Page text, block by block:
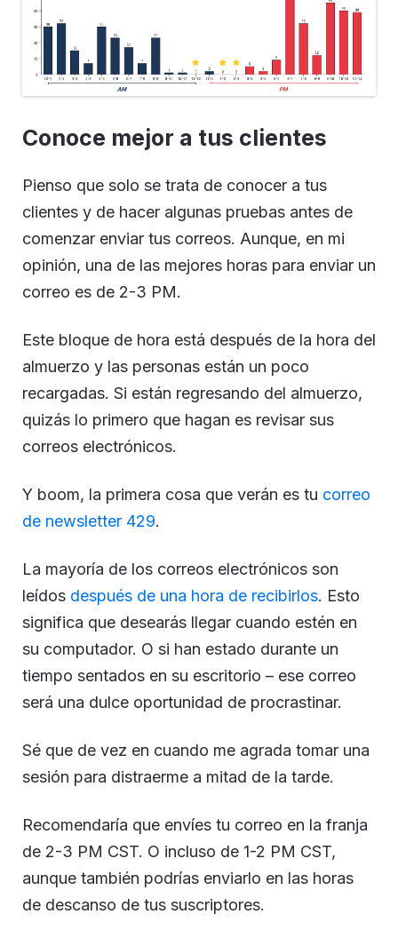
Conoce mejor a tus clientes
Pienso que solo se trata de conocer a tus
clientes y de hacer algunas pruebas antes de
comenzar enviar tus correos. Aunque, en mi
opinión, una de las mejores horas para enviar un
correo es de 2-3 PM.
Este bloque de hora está después de la hora del
almuerzo y las personas están un poco
recargadas. Si están regresando del almuerzo,
quizás lo primero que hagan es revisar sus
correos electrónicos.
Y boom, la primera cosa que verán es tu correo
de newsletter 429.
La mayoría de los correos electrónicos son
leídos después de una hora de recibirlos. Esto
significa que desearás llegar cuando estén en
su computador. O si han estado durante un
tiempo sentados en su escritorio – ese correo
será una dulce oportunidad de procrastinar.
Sé que de vez en cuando me agrada tomar una
sesión para distraerme a mitad de la tarde.
Recomendaría que envíes tu correo en la franja
de 2-3 PM CST. O incluso de 1-2 PM CST,
aunque también podrías enviarlo en las horas
de descanso de tus suscriptores.